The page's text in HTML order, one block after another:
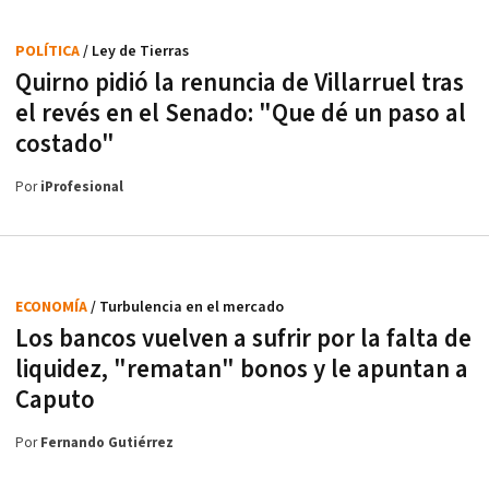
Quirno pidió la renuncia de Villarruel tras
el revés en el Senado: "Que dé un paso al
costado"
POLÍTICA/ Ley de Tierras
PoriProfesional
Los bancos vuelven a sufrir por la falta de
liquidez, "rematan" bonos y le apuntan a
Caputo
ECONOMÍA/ Turbulencia en el mercado
PorFernando Gutiérrez